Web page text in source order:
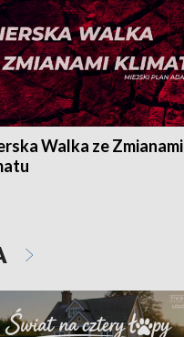
Walka ze Zmianami